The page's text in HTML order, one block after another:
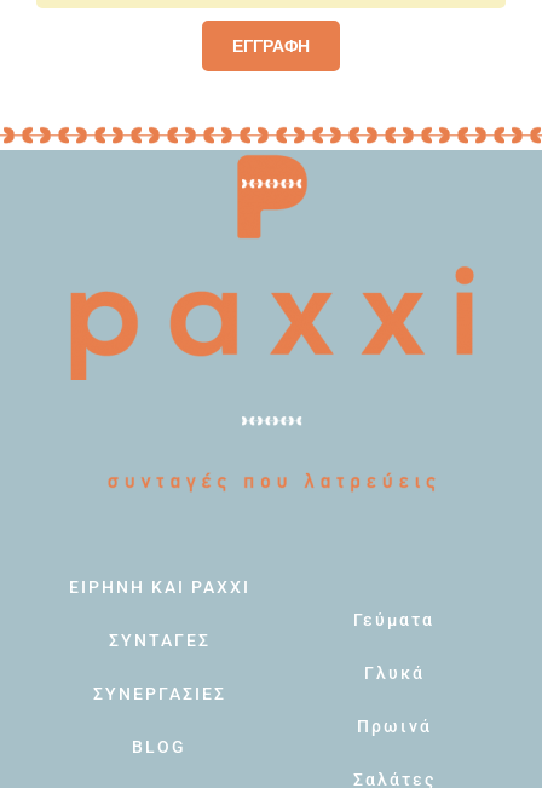
ΕΓΓΡΑΦΗ
ΕΙΡΗΝΗ ΚΑΙ PAXXI
ΣΥΝΤΑΓΕΣ
ΣΥΝΕΡΓΑΣΙΕΣ
BLOG
Γεύματα
Γλυκά
Πρωινά
Σαλάτες